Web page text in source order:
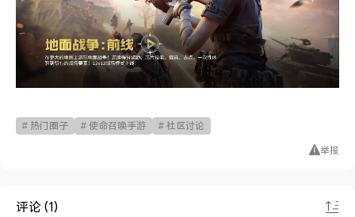
# 热门圈子 # 使命召唤手游 # 社区讨论
举报
评论 (1)